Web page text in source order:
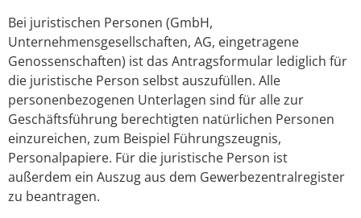
Bei juristischen Personen (GmbH,
Unternehmensgesellschaften, AG, eingetragene
Genossenschaften) ist das Antragsformular lediglich für
die juristische Person selbst auszufüllen. Alle
personenbezogenen Unterlagen sind für alle zur
Geschäftsführung berechtigten natürlichen Personen
einzureichen, zum Beispiel Führungszeugnis,
Personalpapiere. Für die juristische Person ist
außerdem ein Auszug aus dem Gewerbezentralregister
zu beantragen.